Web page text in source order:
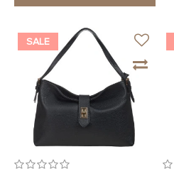
SALE